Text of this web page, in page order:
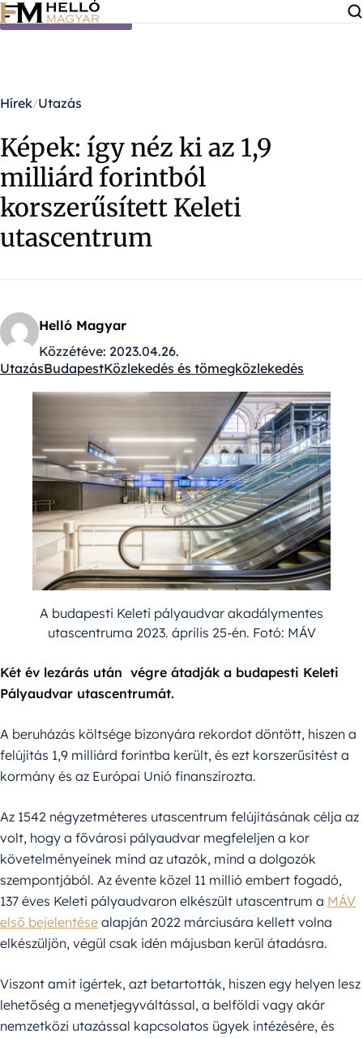
Ugrás a tartalomra
Hírek Utazás
Képek: így néz ki az 1,9
milliárd forintból
korszerűsített Keleti
utascentrum
Helló Magyar
Közzétéve: 2023.04.26.
Kategóriák:
UtazásBudapestKözlekedés és tömegközlekedés
A budapesti Keleti pályaudvar akadálymentes
utascentruma 2023. április 25-én. Fotó: MÁV
Két év lezárás után végre átadják a budapesti Keleti
Pályaudvar utascentrumát.
A beruházás költsége bizonyára rekordot döntött, hiszen a
felújítás 1,9 milliárd forintba került, és ezt korszerűsítést a
kormány és az Európai Unió finanszírozta.
Az 1542 négyzetméteres utascentrum felújításának célja az
volt, hogy a fővárosi pályaudvar megfeleljen a kor
követelményeinek mind az utazók, mind a dolgozók
szempontjából. Az évente közel 11 millió embert fogadó,
137 éves Keleti pályaudvaron elkészült utascentrum a MÁV
első bejelentése alapján 2022 márciusára kellett volna
elkészüljön, végül csak idén májusban kerül átadásra.
Viszont amit ígértek, azt betartották, hiszen egy helyen lesz
lehetőség a menetjegyváltással, a belföldi vagy akár
nemzetközi utazással kapcsolatos ügyek intézésére, és